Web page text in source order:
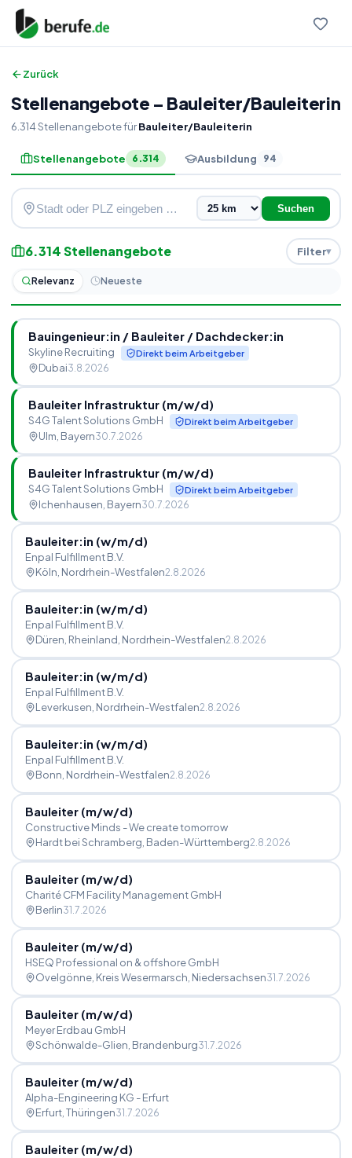
Zurück
Stellenangebote – Bauleiter/Bauleiterin
6.314StellenangebotefürBauleiter/Bauleiterin
Stellenangebote 6.314 Ausbildung 94
Suchen
6.314Stellenangebote
Relevanz Neueste
Filter
Bauingenieur:in /Bauleiter /Dachdecker:in
Skyline Recruiting Direkt beim Arbeitgeber
Dubai3.8.2026
Bauleiter Infrastruktur (m/w/d)
S4G Talent Solutions GmbH Direkt beim Arbeitgeber
Ulm, Bayern30.7.2026
Bauleiter Infrastruktur (m/w/d)
S4G Talent Solutions GmbH Direkt beim Arbeitgeber
Ichenhausen, Bayern30.7.2026
Bauleiter:in (w/m/d)
Enpal Fulfillment B.V.
Köln, Nordrhein-Westfalen2.8.2026
Bauleiter:in (w/m/d)
Enpal Fulfillment B.V.
Düren, Rheinland, Nordrhein-Westfalen2.8.2026
Bauleiter:in (w/m/d)
Enpal Fulfillment B.V.
Leverkusen, Nordrhein-Westfalen2.8.2026
Bauleiter:in (w/m/d)
Enpal Fulfillment B.V.
Bonn, Nordrhein-Westfalen2.8.2026
Bauleiter (m/w/d)
Constructive Minds - We create tomorrow
Hardt bei Schramberg, Baden-Württemberg2.8.2026
Bauleiter (m/w/d)
Charité CFM Facility Management GmbH
Berlin31.7.2026
Bauleiter (m/w/d)
HSEQ Professional on & offshore GmbH
Ovelgönne, Kreis Wesermarsch, Niedersachsen31.7.2026
Bauleiter (m/w/d)
Meyer Erdbau GmbH
Schönwalde-Glien, Brandenburg31.7.2026
Bauleiter (m/w/d)
Alpha-Engineering KG - Erfurt
Erfurt, Thüringen31.7.2026
Bauleiter (m/w/d)